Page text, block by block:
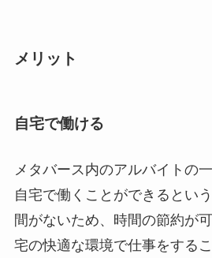
メリット
自宅で働ける
メタバース内のアルバイトの
自宅で働くことができるとい
間がないため、時間の節約が
宅の快適な環境で仕事をする